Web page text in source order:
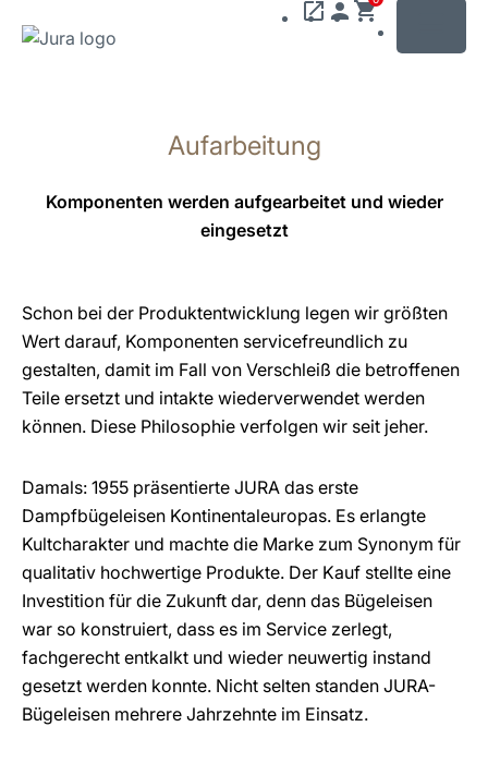
Suche
Aufarbeitung
Komponenten werden aufgearbeitet und wieder
eingesetzt
Schon bei der Produktentwicklung legen wir größten
Wert darauf, Komponenten servicefreundlich zu
gestalten, damit im Fall von Verschleiß die betroffenen
Teile ersetzt und intakte wiederverwendet werden
können. Diese Philosophie verfolgen wir seit jeher.
Damals: 1955 präsentierte JURA das erste
Dampfbügeleisen Kontinentaleuropas. Es erlangte
Kultcharakter und machte die Marke zum Synonym für
qualitativ hochwertige Produkte. Der Kauf stellte eine
Investition für die Zukunft dar, denn das Bügeleisen
war so konstruiert, dass es im Service zerlegt,
fachgerecht entkalkt und wieder neuwertig instand
gesetzt werden konnte. Nicht selten standen JURA-
Bügeleisen mehrere Jahrzehnte im Einsatz.